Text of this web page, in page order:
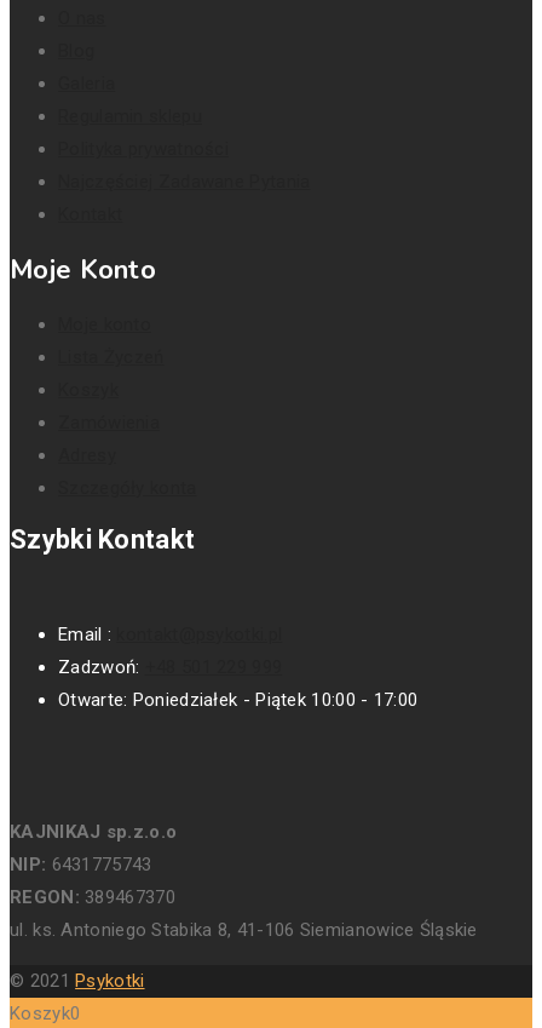
Moje Konto
Szybki Kontakt
Email :
Zadzwoń:
Otwarte: Poniedziałek - Piątek 10:00 - 17:00
KAJNIKAJ sp.z.o.o
NIP: 6431775743
REGON: 389467370
ul. ks. Antoniego Stabika 8, 41-106 Siemianowice Śląskie
© 2021Psykotki
Koszyk0